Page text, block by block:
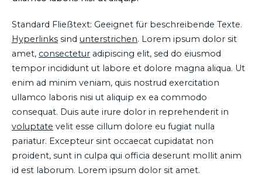
Standard Fließtext: Geeignet für beschreibende Texte.
Hyperlinks sind unterstrichen. Lorem ipsum dolor sit
amet, consectetur adipiscing elit, sed do eiusmod
tempor incididunt ut labore et dolore magna aliqua. Ut
enim ad minim veniam, quis nostrud exercitation
ullamco laboris nisi ut aliquip ex ea commodo
consequat. Duis aute irure dolor in reprehenderit in
voluptate velit esse cillum dolore eu fugiat nulla
pariatur. Excepteur sint occaecat cupidatat non
proident, sunt in culpa qui officia deserunt mollit anim
id est laborum. Lorem ipsum dolor sit amet.